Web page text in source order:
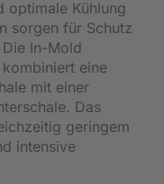
optimale Kühlung
sorgen für Schutz
In-Mold
eine
mit einer
Das
geringem
intensive